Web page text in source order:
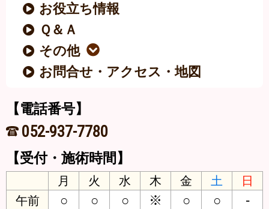
お役立ち情報
Ｑ＆Ａ
その他
お問合せ・アクセス・地図
【電話番号】
052-937-7780
【受付・施術時間】
月 火 水 木 金 土
日
午前
○ ○ ○ ※ ○ ○ -